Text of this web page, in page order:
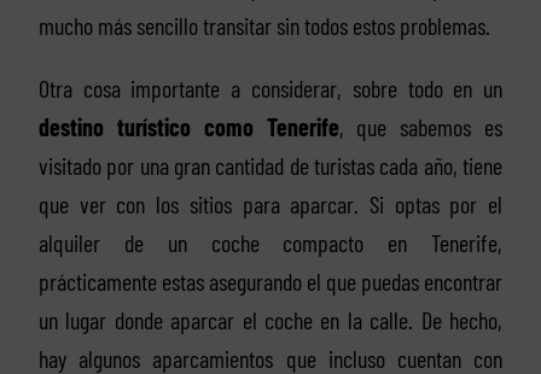
mucho más sencillo transitar sin todos estos problemas.
Otra cosa importante a considerar, sobre todo en un
destino turístico como Tenerife, que sabemos es
visitado por una gran cantidad de turistas cada año, tiene
que ver con los sitios para aparcar. Si optas por el
alquiler de un coche compacto en Tenerife,
prácticamente estas asegurando el que puedas encontrar
un lugar donde aparcar el coche en la calle. De hecho,
hay algunos aparcamientos que incluso cuentan con